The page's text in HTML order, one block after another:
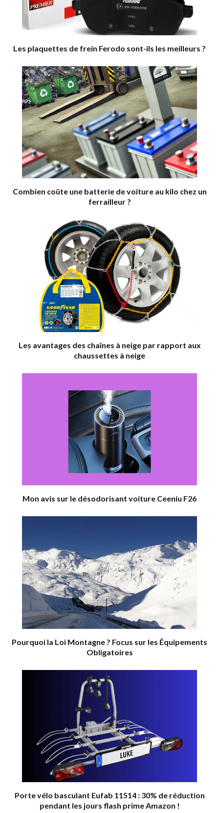
Les plaquettes de frein Ferodo sont-ils les meilleurs ?
Combien coûte une batterie de voiture au kilo chez un
ferrailleur ?
Les avantages des chaînes à neige par rapport aux
chaussettes à neige
Mon avis sur le désodorisant voiture Ceeniu F26
Pourquoi la Loi Montagne ? Focus sur les Équipements
Obligatoires
Porte vélo basculant Eufab 11514 : 30% de réduction
pendant les jours flash prime Amazon !